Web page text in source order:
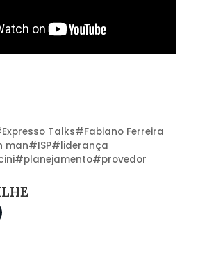
Expresso Talks#Fabiano Ferreira
man#ISP#liderança
#planejamento#provedor